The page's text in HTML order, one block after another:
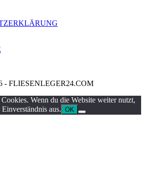
- FLIESENLEGER24.COM
Wenn du die Website weiter nutzt,
aus. OK